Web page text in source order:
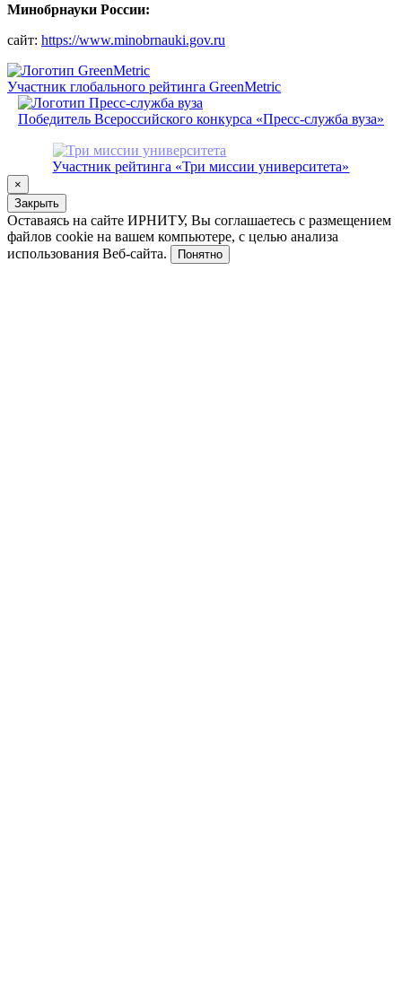
Минобрнауки России:
сайт: https://www.minobrnauki.gov.ru
Участник глобального рейтинга GreenMetric
Победитель Всероссийского конкурса «Пресс-служба вуза»
Участник рейтинга «Три миссии университета»
×
Закрыть
Оставаясь на сайте ИРНИТУ, Вы соглашаетесь с размещением
файлов cookie на вашем компьютере, с целью анализа
использования Веб-сайта.
Понятно